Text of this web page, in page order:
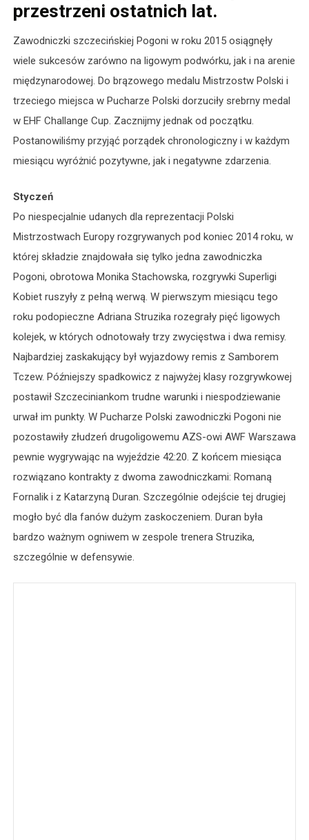
przestrzeni ostatnich lat.
Zawodniczki szczecińskiej Pogoni w roku 2015 osiągnęły
wiele sukcesów zarówno na ligowym podwórku, jak i na arenie
międzynarodowej. Do brązowego medalu Mistrzostw Polski i
trzeciego miejsca w Pucharze Polski dorzuciły srebrny medal
w EHF Challange Cup. Zacznijmy jednak od początku.
Postanowiliśmy przyjąć porządek chronologiczny i w każdym
miesiącu wyróżnić pozytywne, jak i negatywne zdarzenia.
Styczeń
Po niespecjalnie udanych dla reprezentacji Polski
Mistrzostwach Europy rozgrywanych pod koniec 2014 roku, w
której składzie znajdowała się tylko jedna zawodniczka
Pogoni, obrotowa Monika Stachowska, rozgrywki Superligi
Kobiet ruszyły z pełną werwą. W pierwszym miesiącu tego
roku podopieczne Adriana Struzika rozegrały pięć ligowych
kolejek, w których odnotowały trzy zwycięstwa i dwa remisy.
Najbardziej zaskakujący był wyjazdowy remis z Samborem
Tczew. Późniejszy spadkowicz z najwyżej klasy rozgrywkowej
postawił Szczeciniankom trudne warunki i niespodziewanie
urwał im punkty. W Pucharze Polski zawodniczki Pogoni nie
pozostawiły złudzeń drugoligowemu AZS-owi AWF Warszawa
pewnie wygrywając na wyjeździe 42:20. Z końcem miesiąca
rozwiązano kontrakty z dwoma zawodniczkami: Romaną
Fornalik i z Katarzyną Duran. Szczególnie odejście tej drugiej
mogło być dla fanów dużym zaskoczeniem. Duran była
bardzo ważnym ogniwem w zespole trenera Struzika,
szczególnie w defensywie.